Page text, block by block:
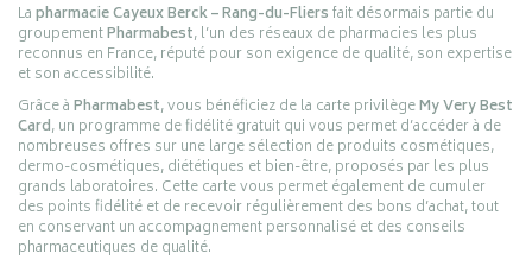
Lapharmacie Cayeux Berck – Rang-du-Fliersfait désormais partie du
groupementPharmabest, l’un des réseaux de pharmacies les plus
reconnus en France, réputé pour son exigence de qualité, son expertise
et son accessibilité.
Grâce àPharmabest, vous bénéficiez de la carte privilègeMy Very Best
Card, un programme de fidélité gratuit qui vous permet d’accéder à de
nombreuses offres sur une large sélection de produits cosmétiques,
dermo-cosmétiques, diététiques et bien-être, proposés par les plus
grands laboratoires. Cette carte vous permet également de cumuler
des points fidélité et de recevoir régulièrement des bons d’achat, tout
en conservant un accompagnement personnalisé et des conseils
pharmaceutiques de qualité.